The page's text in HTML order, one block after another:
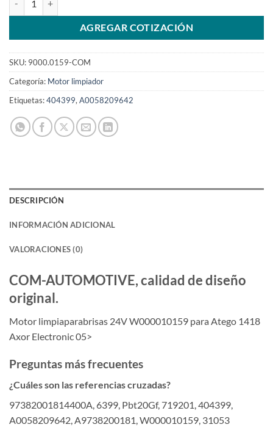
AGREGAR COTIZACIÓN
SKU: 9000.0159-COM
Categoría: Motor limpiador
Etiquetas:404399, A0058209642
DESCRIPCIÓN
INFORMACIÓN ADICIONAL
VALORACIONES (0)
COM-AUTOMOTIVE, calidad de diseño
original.
Motor limpiaparabrisas 24V W000010159 para Atego 1418
Axor Electronic 05>
Preguntas más frecuentes
¿Cuáles son las referencias cruzadas?
97382001814400A, 6399, Pbt20Gf, 719201, 404399,
A0058209642, A9738200181, W000010159, 31053